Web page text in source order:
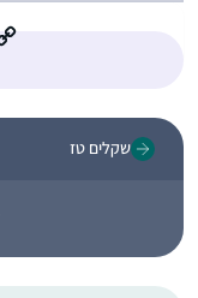
שקלים טז